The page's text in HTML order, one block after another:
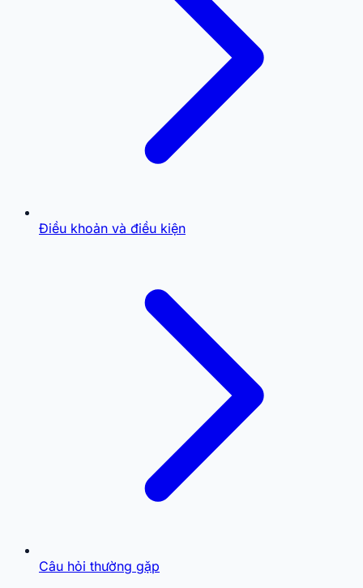
Điều khoản và điều kiện
Câu hỏi thường gặp